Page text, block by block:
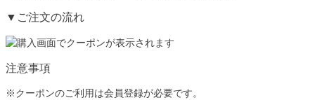
▼ご注文の流れ
注意事項
※クーポンのご利用は会員登録が必要です。